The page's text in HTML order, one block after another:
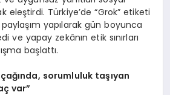
eleştirdi. Türkiye’de “Grok” etiketi
yapılarak gün boyunca
ve yapay zekânın etik sınırları
başlattı.
çağında, sorumluluk taşıyan
var”